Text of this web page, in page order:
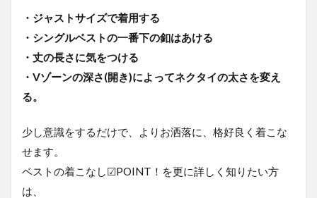
・ジャストサイズで着用する
・シングルベストの一番下の釦はあける
・丈の長さに気をつける
・Vゾーンの深さ(開き)によってネクタイの太さを変え
る。
少し意識をするだけで、よりお洒落に、格好良く着こな
せます。
ベストの着こなし☑POINT！を更に詳しく知りたい方
は、